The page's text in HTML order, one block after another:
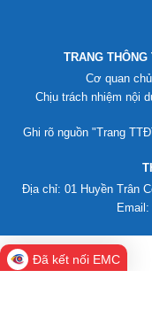
TRANG
Cơ quan
Chịu trách nhiệm nội
Ghi rõ nguồn "Trang
Địa chỉ: 01 Huyền Trân
Đã kết nối EMC